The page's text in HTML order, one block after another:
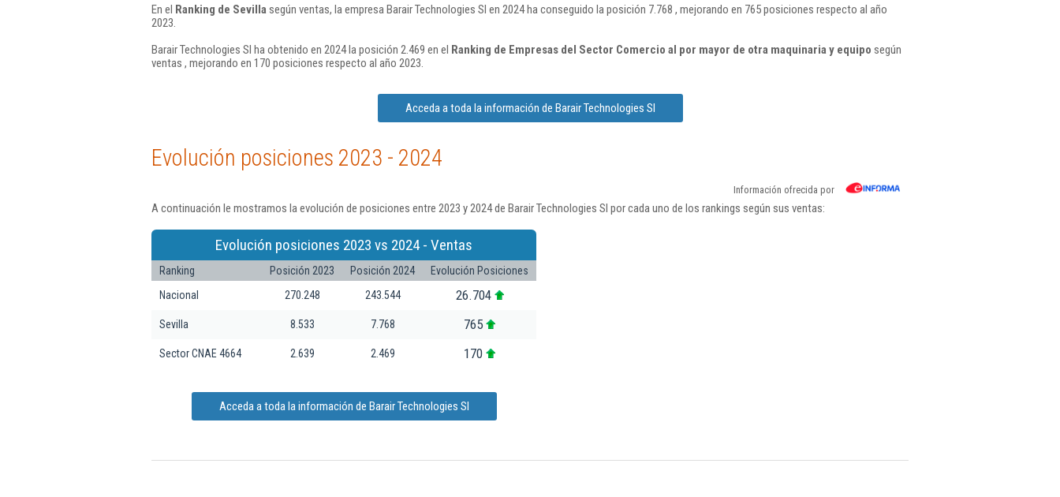
En el Ranking de Sevilla según ventas, la empresa Barair Technologies Sl en 2024 ha conseguido la posición 7.768 , mejorando en 765 posiciones respecto al año
2023.
Barair Technologies Sl ha obtenido en 2024 la posición 2.469 en el Ranking de Empresas del Sector Comercio al por mayor de otra maquinaria y equipo según
ventas , mejorando en 170 posiciones respecto al año 2023.
Acceda a toda la información de Barair Technologies Sl
Evolución posiciones 2023 - 2024
Información ofrecida por
A continuación le mostramos la evolución de posiciones entre 2023 y 2024 de Barair Technologies Sl por cada uno de los rankings según sus ventas:
Evolución posiciones 2023 vs 2024 - Ventas
Ranking Posición 2023 Posición 2024
Evolución Posiciones
Nacional
270.248 243.544 26.704
Sevilla 8.533 7.768 765
Sector CNAE 4664 2.639 2.469 170
Acceda a toda la información de Barair Technologies Sl